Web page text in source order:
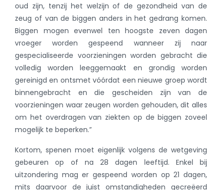
oud zijn, tenzij het welzijn of de gezondheid van de
zeug of van de biggen anders in het gedrang komen.
Biggen mogen evenwel ten hoogste zeven dagen
vroeger worden gespeend wanneer zij naar
gespecialiseerde voorzieningen worden gebracht die
volledig worden leeggemaakt en grondig worden
gereinigd en ontsmet vóórdat een nieuwe groep wordt
binnengebracht en die gescheiden zijn van de
voorzieningen waar zeugen worden gehouden, dit alles
om het overdragen van ziekten op de biggen zoveel
mogelijk te beperken.”
Kortom, spenen moet eigenlijk volgens de wetgeving
gebeuren op of na 28 dagen leeftijd. Enkel bij
uitzondering mag er gespeend worden op 21 dagen,
mits daarvoor de juist omstandigheden gecreëerd